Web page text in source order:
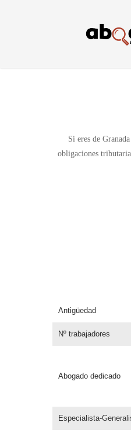
Si eres de
obligaciones
Antigüedad
Nº trabajadores
Abogado dedicado
Especialista-